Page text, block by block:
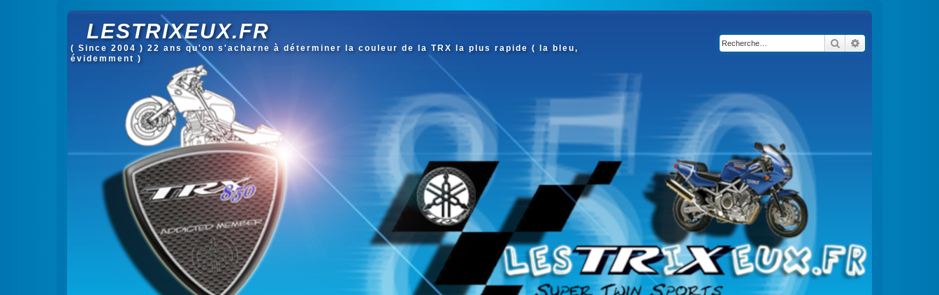
LESTRIXEUX.FR
( Since 2004 ) 22 ans qu'on s'acharne à déterminer la couleur de la TRX la plus rapide ( la bleu,
évidemment )
Rechercher